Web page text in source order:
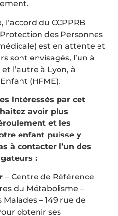
l’accord du CCPPRB
des Personnes
est en attente et
sont envisagés, l’un à
l’autre à Lyon, à
(HFME).
intéressés par cet
avoir plus
et les
enfant puisse y
à contacter l’un des
:
– Centre de Référence
du Métabolisme –
– 149 rue de
obtenir ses